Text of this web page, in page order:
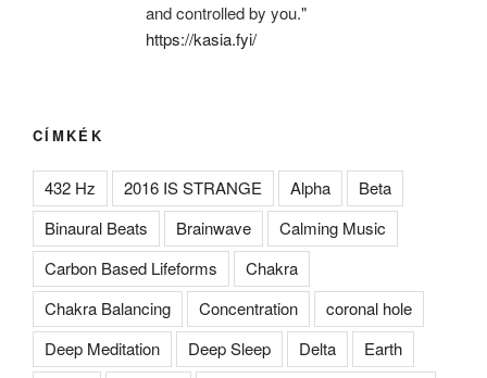
and controlled by you."
https://kasia.fyi/
CÍMKÉK
432 Hz 2016 IS STRANGE Alpha
Beta
Binaural Beats
Brainwave
Calming Music
Carbon Based Lifeforms
Chakra
Chakra Balancing
Concentration
coronal hole
Deep Meditation
Deep Sleep Delta
Earth